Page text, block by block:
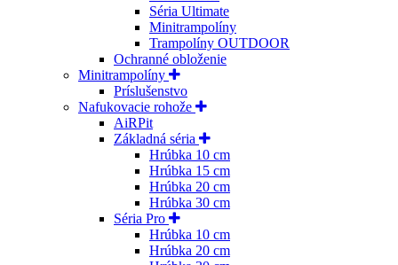
Séria Ultimate
Minitrampolíny
Trampolíny OUTDOOR
Ochranné obloženie
Minitrampolíny
Príslušenstvo
Nafukovacie rohože
AiRPit
Základná séria
Hrúbka 10 cm
Hrúbka 15 cm
Hrúbka 20 cm
Hrúbka 30 cm
Séria Pro
Hrúbka 10 cm
Hrúbka 20 cm